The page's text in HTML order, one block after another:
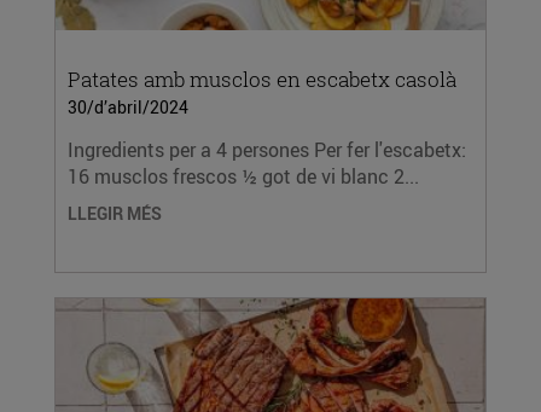
Patates amb musclos en escabetx casolà
30/d’abril/2024
Ingredients per a 4 persones Per fer l'escabetx:
16 musclos frescos ½ got de vi blanc 2...
LLEGIR MÉS